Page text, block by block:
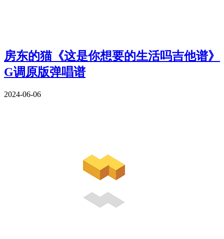
房东的猫《这是你想要的生活吗吉他谱》
G调原版弹唱谱
2024-06-06